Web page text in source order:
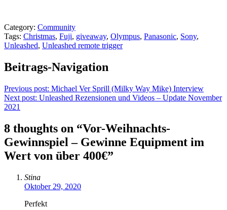
Category: Community
Tags: Christmas, Fuji, giveaway, Olympus, Panasonic, Sony,
Unleashed, Unleashed remote trigger
Beitrags-Navigation
Previous post: Michael Ver Sprill (Milky Way Mike) Interview
Next post: Unleashed Rezensionen und Videos – Update November
2021
8 thoughts on “Vor-Weihnachts-
Gewinnspiel – Gewinne Equipment im
Wert von über 400€”
Stina
Oktober 29, 2020
Perfekt